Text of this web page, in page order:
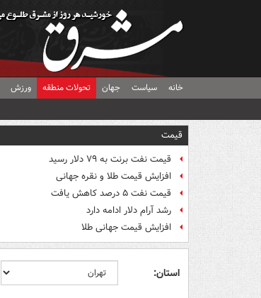
خانه سیاست جهان تحولات منطقه ورزش
قیمت
قیمت نفت برنت به ۷۹ دلار رسید
افزایش قیمت طلا و نقره جهانی
قیمت نفت ۵ درصد کاهش یافت
رشد آرام دلار ادامه دارد
افزایش قیمت جهانی طلا
استان: